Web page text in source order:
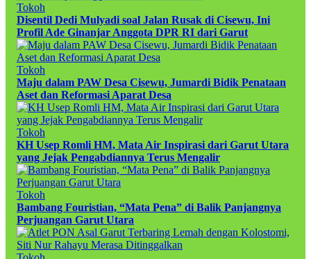
Tokoh
Disentil Dedi Mulyadi soal Jalan Rusak di Cisewu, Ini
Profil Ade Ginanjar Anggota DPR RI dari Garut
Tokoh
Maju dalam PAW Desa Cisewu, Jumardi Bidik Penataan
Aset dan Reformasi Aparat Desa
Tokoh
KH Usep Romli HM, Mata Air Inspirasi dari Garut Utara
yang Jejak Pengabdiannya Terus Mengalir
Tokoh
Bambang Fouristian, “Mata Pena” di Balik Panjangnya
Perjuangan Garut Utara